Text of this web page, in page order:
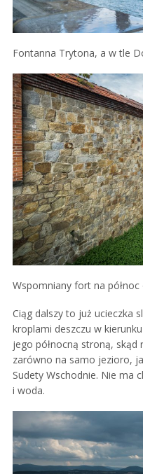
Fontanna Trytona, a w tle
Wspomniany fort na północ
Ciąg dalszy to już ucieczka
kroplami deszczu w
jego północną stroną, skąd
zarówno na samo jezioro,
Sudety Wschodnie. Nie ma
i woda.